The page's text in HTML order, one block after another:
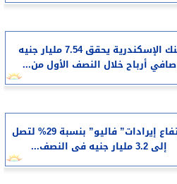
بنك الإسكندرية يحقق 7.54 مليار جنيه
صافي أرباح خلال النصف الأول من...
ارتفاع إيرادات” فاليو” بنسبة 29% لتصل
إلى 3.2 مليار جنيه فى النصف...